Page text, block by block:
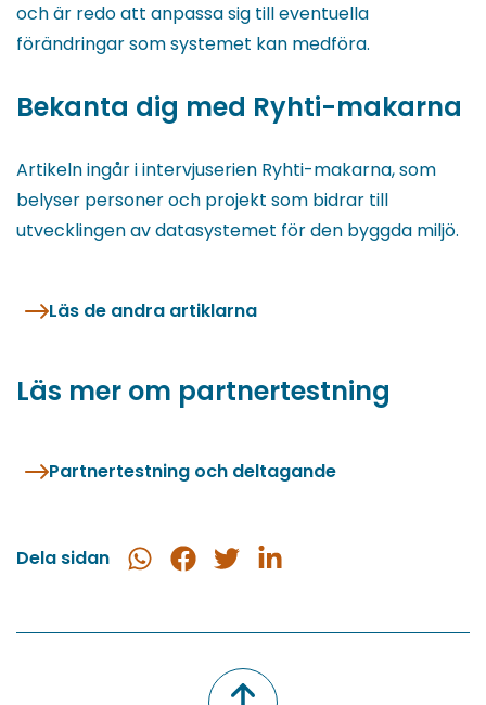
och är redo att anpassa sig till eventuella
förändringar som systemet kan medföra.
Bekanta dig med Ryhti-makarna
Artikeln ingår i intervjuserien Ryhti-makarna, som
belyser personer och projekt som bidrar till
utvecklingen av datasystemet för den byggda miljö.
Läs de andra artiklarna
Läs mer om partnertestning
Partnertestning och deltagande
Dela sidan
Dela
Dela
Dela
Dela